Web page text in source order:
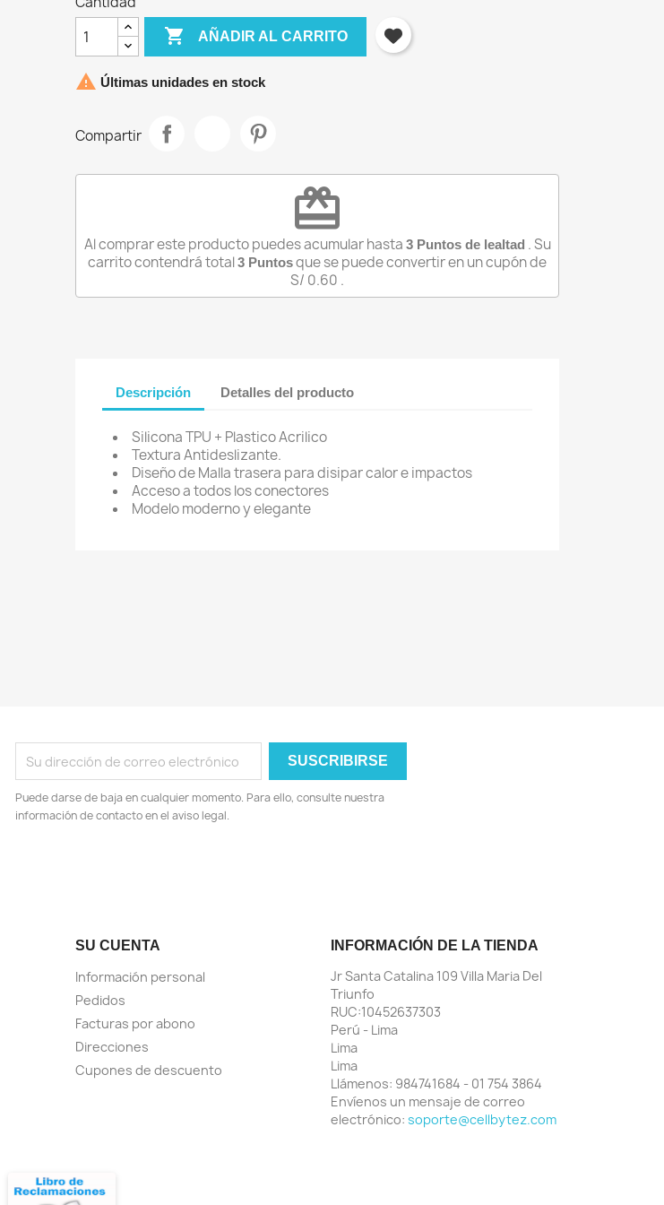
13 PRO MAX
 AÑADIR AL CARRITO
 Últimas unidades en stock
Compartir
redeem
Al comprar este producto puedes acumular hasta 3Puntos de lealtad . Su
carrito contendrá total3 Puntosque se puede convertir en un cupón de
S/ 0.60 .
Descripción Detalles del producto
Silicona TPU + Plastico Acrilico
Textura Antideslizante.
Diseño de Malla trasera para disipar calor e impactos
Acceso a todos los conectores
Modelo moderno y elegante
Puede darse de baja en cualquier momento. Para ello, consulte nuestra
información de contacto en el aviso legal.
SU CUENTA
Información personal
Pedidos
Facturas por abono
Direcciones
Cupones de descuento
INFORMACIÓN DE LA TIENDA
Jr Santa Catalina 109 Villa Maria Del
Triunfo
RUC:10452637303
Perú - Lima
Lima
Lima
Llámenos: 984741684 - 01 754 3864
Envíenos un mensaje de correo
electrónico: soporte@cellbytez.com
productos en su lista de deseos.
Iniciar sesión